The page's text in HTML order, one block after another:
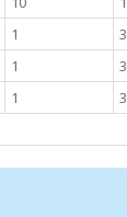
1 3
1 3
1 3